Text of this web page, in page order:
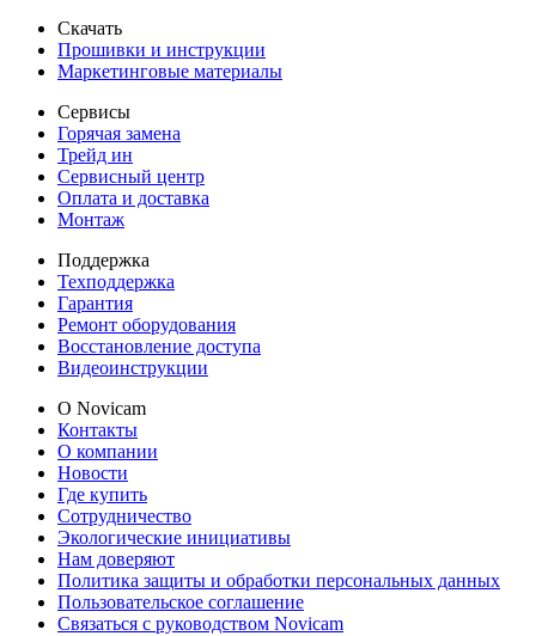
Скачать
Прошивки и инструкции
Маркетинговые материалы
Сервисы
Горячая замена
Трейд ин
Сервисный центр
Оплата и доставка
Монтаж
Поддержка
Техподдержка
Гарантия
Ремонт оборудования
Восстановление доступа
Видеоинструкции
О Novicam
Контакты
О компании
Новости
Где купить
Сотрудничество
Экологические инициативы
Нам доверяют
Политика защиты и обработки персональных данных
Пользовательское соглашение
Связаться с руководством Novicam